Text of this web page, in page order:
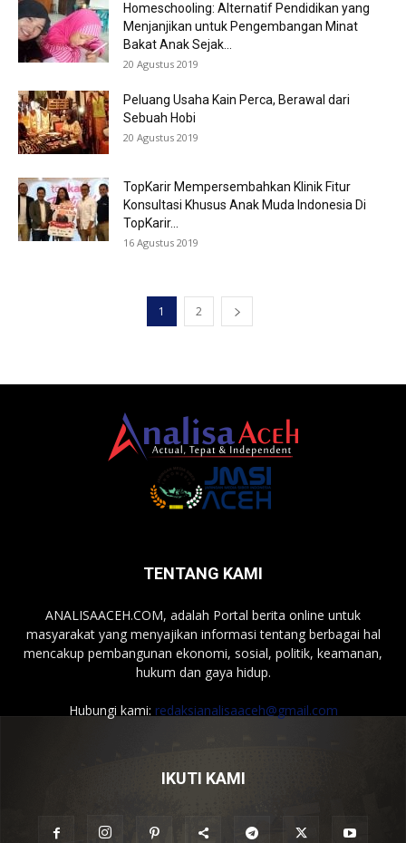
Homeschooling: Alternatif Pendidikan yang
Menjanjikan untuk Pengembangan Minat
Bakat Anak Sejak...
20 Agustus 2019
Peluang Usaha Kain Perca, Berawal dari
Sebuah Hobi
20 Agustus 2019
TopKarir Mempersembahkan Klinik Fitur
Konsultasi Khusus Anak Muda Indonesia Di
TopKarir...
16 Agustus 2019
1 2
TENTANG KAMI
ANALISAACEH.COM, adalah Portal berita online untuk
masyarakat yang menyajikan informasi tentang berbagai hal
mencakup pembangunan ekonomi, sosial, politik, keamanan,
hukum dan gaya hidup.
Hubungi kami: redaksianalisaaceh@gmail.com
IKUTI KAMI